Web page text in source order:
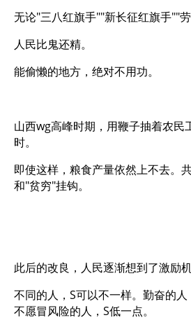
无论"三八红旗手""新长征红旗手""劳
人民比鬼还精。
能偷懒的地方，绝对不用功。
山西wg高峰时期，用鞭子抽着农民
时。
即使这样，粮食产量依然上不去。
和"贫穷"挂钩。
此后的改良，人民逐渐想到了激励机
不同的人，S可以不一样。勤奋的
不愿冒风险的人，S低一点。